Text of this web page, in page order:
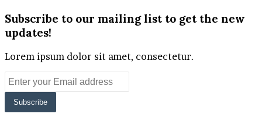
Subscribe to our mailing list to get the new
updates!
Lorem ipsum dolor sit amet, consectetur.
Enter
your
Email
address